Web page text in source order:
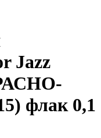
Jazz
флак 0,1